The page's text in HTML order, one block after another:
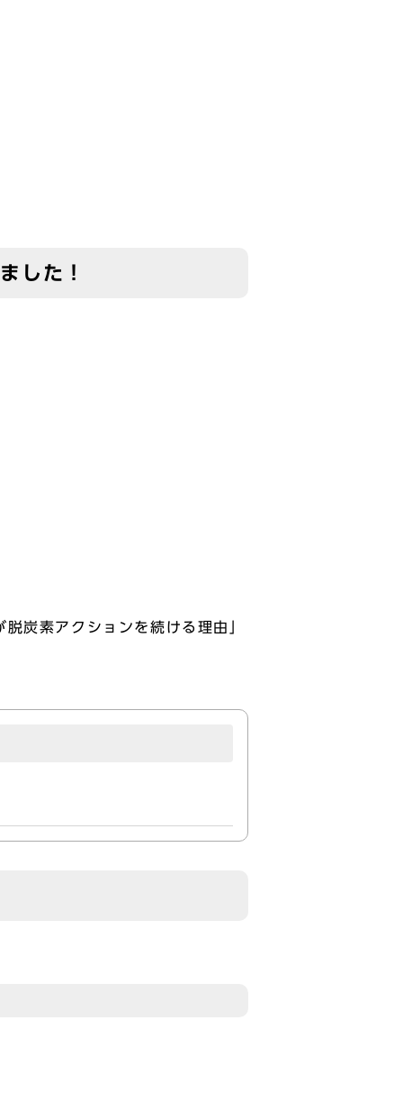
した！
炭素アクションを続ける理由」